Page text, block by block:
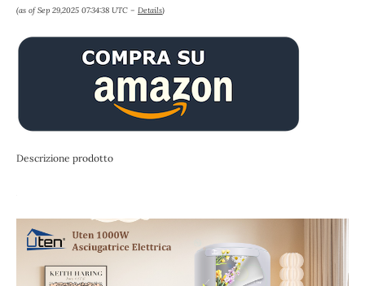
(as of Sep 29,2025 07:34:38 UTC – Details)
Descrizione prodotto